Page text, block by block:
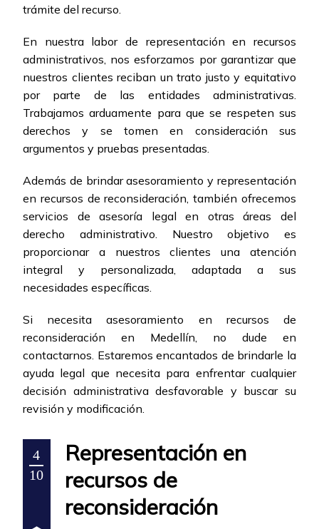
trámite del recurso.
En nuestra labor de representación en recursos
administrativos, nos esforzamos por garantizar que
nuestros clientes reciban un trato justo y equitativo
por parte de las entidades administrativas.
Trabajamos arduamente para que se respeten sus
derechos y se tomen en consideración sus
argumentos y pruebas presentadas.
Además de brindar asesoramiento y representación
en recursos de reconsideración, también ofrecemos
servicios de asesoría legal en otras áreas del
derecho administrativo. Nuestro objetivo es
proporcionar a nuestros clientes una atención
integral y personalizada, adaptada a sus
necesidades específicas.
Si necesita asesoramiento en recursos de
reconsideración en Medellín, no dude en
contactarnos. Estaremos encantados de brindarle la
ayuda legal que necesita para enfrentar cualquier
decisión administrativa desfavorable y buscar su
revisión y modificación.
4
10
Representación en
recursos de
reconsideración